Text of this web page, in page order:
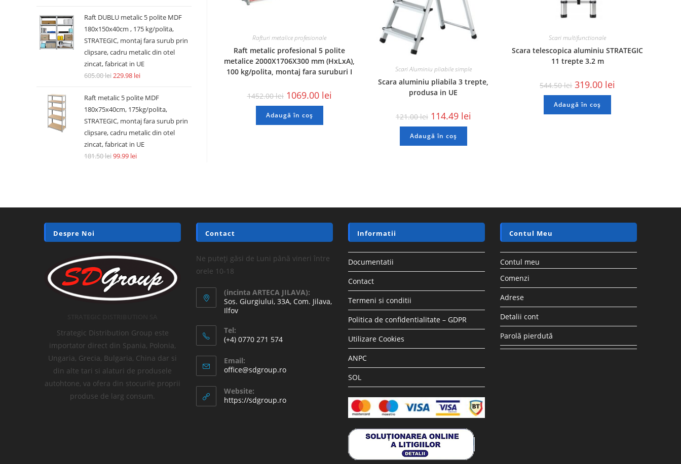
Rafturi metalice profesionale
Raft metalic profesional 5 polite
metalice 2000X1706X300 mm (HxLxA),
100 kg/polita, montaj fara suruburi I
1452.00lei 1069.00 lei
Adaugă în coș
Scari Aluminiu pliabile simple
Scara aluminiu pliabila 3 trepte,
produsa in UE
121.00lei 114.49 lei
Adaugă în coș
Scari multifunctionale
Scara telescopica aluminiu STRATEGIC
11 trepte 3.2 m
544.50lei 319.00 lei
Adaugă în coș
Raft DUBLU metalic 5 polite MDF
180x150x40cm , 175 kg/polita,
STRATEGIC, montaj fara surub prin
clipsare, cadru metalic din otel
zincat, fabricat in UE
605.00lei229.98 lei
Raft metalic 5 polite MDF
180x75x40cm, 175kg/polita,
STRATEGIC, montaj fara surub prin
clipsare, cadru metalic din otel
zincat, fabricat in UE
181.50lei99.99 lei
Despre Noi
Strategic Distribution Group este
importator direct din Spania, Polonia,
Ungaria, Grecia, Bulgaria, China dar si
din alte tari si alaturi de produsele
autohtone, va ofera din stocurile proprii
produse de larg consum.
Contact
Ne puteți găsi de Luni până vineri între
orele 10-18
(incinta ARTECA JILAVA):
Sos. Giurgiului, 33A, Com. Jilava,
Ilfov
Tel:
(+4) 0770 271 574
Email:
office@sdgroup.ro
Website:
https://sdgroup.ro
Informatii
Documentatii
Contact
Termeni si conditii
Politica de confidentialitate – GDPR
Utilizare Cookies
ANPC
SOL
Contul Meu
Contul meu
Comenzi
Adrese
Detalii cont
Parolă pierdută